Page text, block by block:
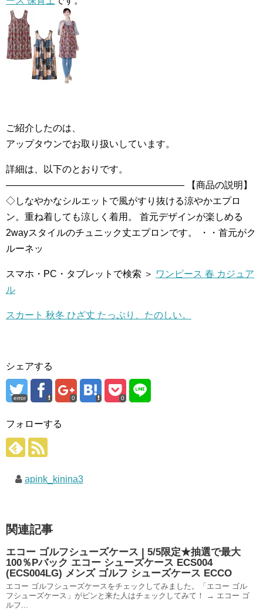
ご紹介したのは、
アップタウンでお取り扱いしています。
詳細は、以下のとおりです。
——————————————————— 【商品の説明】
◇しなやかなシルエットで風がすり抜ける涼やかエプロ
ン。重ね着しても涼しく着用。 首元デザインが楽しめる
2wayスタイルのチュニック丈エプロンです。 ・・首元がク
ルーネッ
スマホ・PC・タブレットで検索 ＞ ワンピース 春 カジュア
ル
スカート 秋冬 ひざ丈 たっぷり、たのしい。
シェアする
error 0 0
フォローする
apink_kinina3
関連記事
エコー ゴルフシューズケース | 5/5限定★抽選で最大
100％Pバック エコー シューズケース ECS004
(ECS004LG) メンズ ゴルフ シューズケース ECCO
エコー ゴルフシューズケースをチェックしてみました。「エコー ゴル
フシューズケース」がピンと来た人はチェックしてみて！ → エコー ゴ
ルフ...